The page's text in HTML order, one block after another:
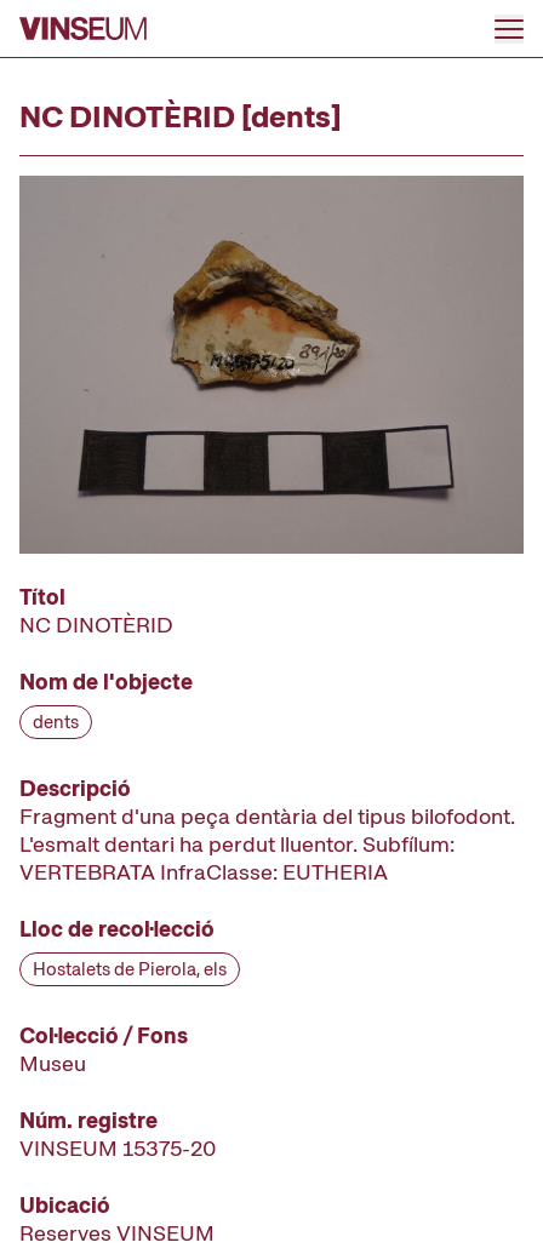
Anar al contingut
NC DINOTÈRID [dents]
Títol
NC DINOTÈRID
Nom de l'objecte
dents
Descripció
Fragment d'una peça dentària del tipus bilofodont.
L'esmalt dentari ha perdut lluentor. Subfílum:
VERTEBRATA InfraClasse: EUTHERIA
Lloc de recol·lecció
Hostalets de Pierola, els
Col·lecció / Fons
Museu
Núm. registre
VINSEUM 15375-20
Ubicació
Reserves VINSEUM